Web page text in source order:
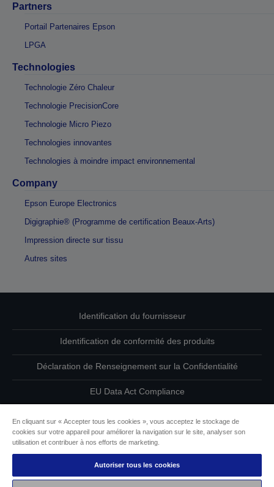
Partners
Portail Partenaires Epson
LPGA
Technologies
Technologie Zéro Chaleur
Technologie PrecisionCore
Technologie Micro Piezo
Technologies innovantes
Technologies à moindre impact environnemental
Company
Epson Europe Electronics
Digigraphie® (Programme de certification Beaux-Arts)
Impression directe sur tissu
Autres sites
Identification du fournisseur
Identification de conformité des produits
Déclaration de Renseignement sur la Confidentialité
EU Data Act Compliance
Informations sur les cookies
L’engagement d’Epson pour l’accessibilité
En cliquant sur « Accepter tous les cookies », vous acceptez le stockage de
cookies sur votre appareil pour améliorer la navigation sur le site, analyser son
utilisation et contribuer à nos efforts de marketing.
Autoriser tous les cookies